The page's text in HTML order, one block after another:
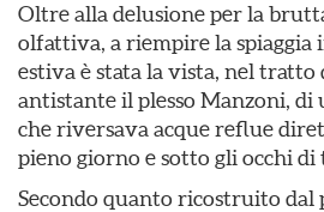
Oltre alla delusione per la
olfattiva, a riempire la spiaggia
estiva è stata la vista, nel tratto
antistante il plesso Manzoni, di
che riversava acque reflue
pieno giorno e sotto gli occhi
Secondo quanto ricostruito dal